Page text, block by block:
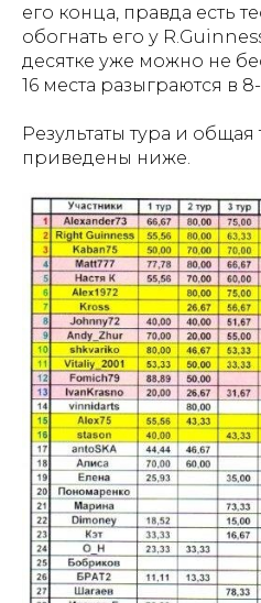
его конца, правда есть
обогнать его у
десятке уже можно не
16 места разыграются в
Результаты тура и
приведены ниже.